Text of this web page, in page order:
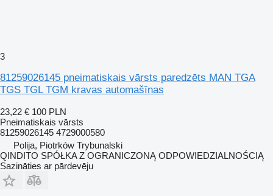
3
81259026145 pneimatiskais vārsts paredzēts MAN TGA
TGS TGL TGM kravas automašīnas
23,22 € 100 PLN
Pneimatiskais vārsts
81259026145 4729000580
Polija, Piotrków Trybunalski
QINDITO SPÓŁKA Z OGRANICZONĄ ODPOWIEDZIALNOŚCIĄ
Sazināties ar pārdevēju